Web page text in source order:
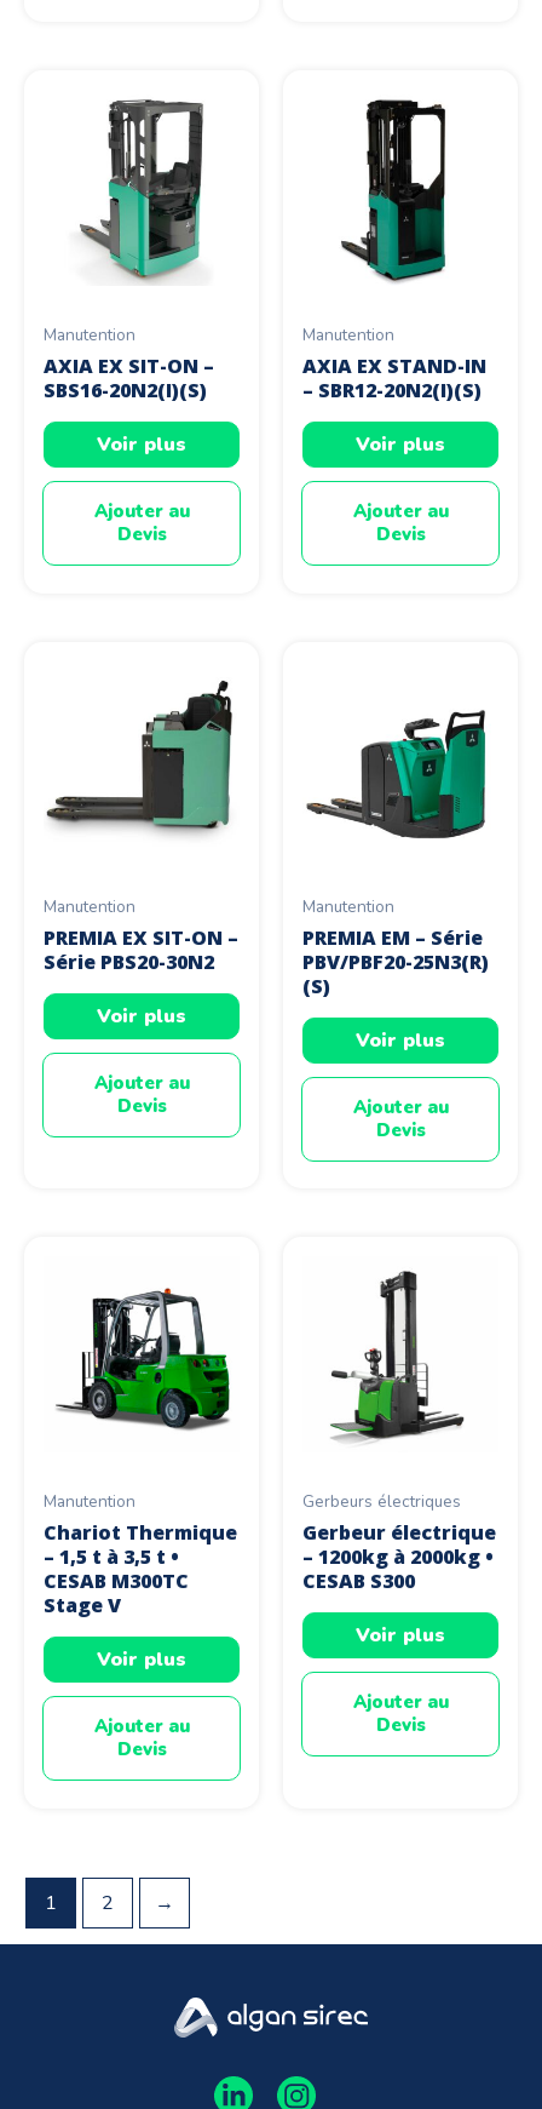
Manutention
AXIA EX SIT-ON –
SBS16-20N2(I)(S)
Voir plus
Ajouter au
Devis
Manutention
AXIA EX STAND-IN
– SBR12-20N2(I)(S)
Voir plus
Ajouter au
Devis
Manutention
PREMIA EX SIT-ON –
Série PBS20-30N2
Voir plus
Ajouter au
Devis
Manutention
PREMIA EM – Série
PBV/PBF20-25N3(R)
(S)
Voir plus
Ajouter au
Devis
Manutention
Chariot Thermique
– 1,5 t à 3,5 t •
CESAB M300TC
Stage V
Voir plus
Ajouter au
Devis
Gerbeurs électriques
Gerbeur électrique
– 1200kg à 2000kg •
CESAB S300
Voir plus
Ajouter au
Devis
1 2 →